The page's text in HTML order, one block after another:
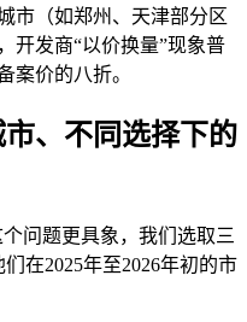
市（如郑州、天津部分区
开发商“以价换量”现象普
案价的八折。
、不同选择下的
问题更具象，我们选取三
在2025年至2026年初的市